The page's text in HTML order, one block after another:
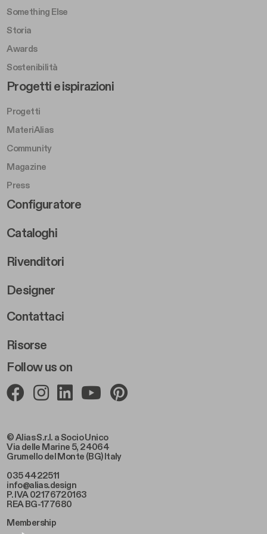
© Alias S.r.l. a Socio Unico
Via delle Marine 5, 24064
Grumello del Monte (BG) Italy
035 4422511
info@alias.design
P. IVA 02176720163
REA BG-177680
Something Else
Storia
Awards
Sostenibilità
Follow us on
Footer Left Middle B
Progetti e ispirazioni
Progetti
MateriAlias
Community
Magazine
Press
Footer Right Middle B
Configuratore
Cataloghi
Rivenditori
Designer
Footer Right 2
Contattaci
Risorse
Membership